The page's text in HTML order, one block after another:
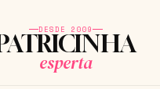
DESDE 2009
esperta